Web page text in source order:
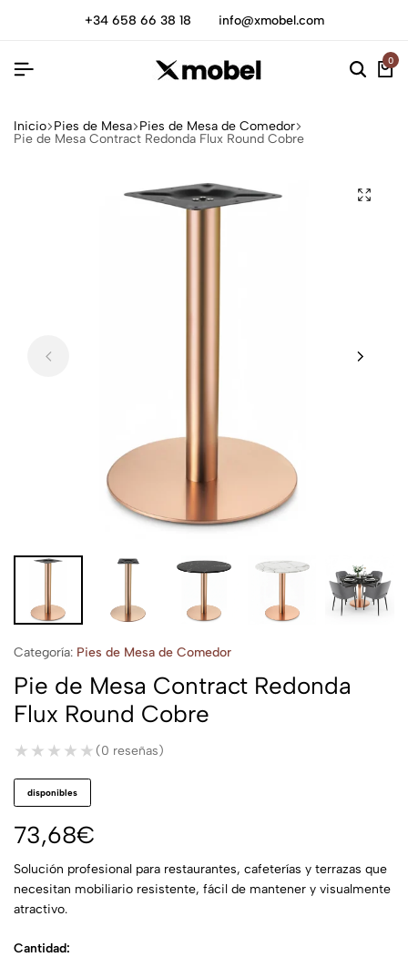
+34 658 66 38 18 info@xmobel.com
0
Inicio Pies de Mesa Pies de Mesa de Comedor
Pie de Mesa Contract Redonda Flux Round Cobre
Categoría: Pies de Mesa de Comedor
Pie de Mesa Contract Redonda
Flux Round Cobre
★★★★★
★★★★★ (0 reseñas)
disponibles
73,68€
Solución profesional para restaurantes, cafeterías y terrazas que
necesitan mobiliario resistente, fácil de mantener y visualmente
atractivo.
Cantidad: